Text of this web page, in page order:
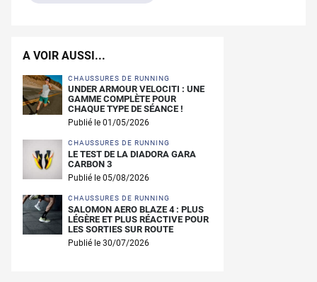
A VOIR AUSSI...
CHAUSSURES DE RUNNING
UNDER ARMOUR VELOCITI : UNE
GAMME COMPLÈTE POUR
CHAQUE TYPE DE SÉANCE !
Publié le 01/05/2026
CHAUSSURES DE RUNNING
LE TEST DE LA DIADORA GARA
CARBON 3
Publié le 05/08/2026
CHAUSSURES DE RUNNING
SALOMON AERO BLAZE 4 : PLUS
LÉGÈRE ET PLUS RÉACTIVE POUR
LES SORTIES SUR ROUTE
Publié le 30/07/2026